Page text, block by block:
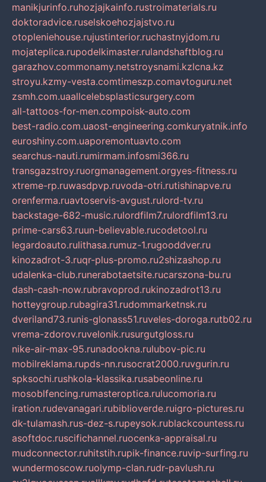
manikjurinfo.ruhozjajkainfo.rustroimaterials.ru
doktoradvice.ruselskoehozjajstvo.ru
otopleniehouse.rujustinterior.ruchastnyjdom.ru
mojateplica.rupodelkimaster.rulandshaftblog.ru
garazhov.commonamy.netstroysnami.kzlcna.kz
stroyu.kzmy-vesta.comtimeszp.comavtoguru.net
zsmh.com.uaallcelebsplasticsurgery.com
all-tattoos-for-men.compoisk-auto.com
best-radio.com.uaost-engineering.comkuryatnik.info
euroshiny.com.uaporemontuavto.com
searchus-nauti.rumirmam.infosmi366.ru
transgazstroy.ruorgmanagement.orgyes-fitness.ru
xtreme-rp.ruwasdpvp.ruvoda-otri.rutishinapve.ru
orenferma.ruavtoservis-avgust.rulord-tv.ru
backstage-682-music.rulordfilm7.rulordfilm13.ru
prime-cars63.ruun-believable.rucodetool.ru
legardoauto.rulithasa.rumuz-1.rugooddver.ru
kinozadrot-3.ruqr-plus-promo.ru2shizashop.ru
udalenka-club.runerabotaetsite.rucarszona-bu.ru
dash-cash-now.rubravoprod.rukinozadrot13.ru
hotteygroup.rubagira31.rudommarketnsk.ru
dveriland73.runis-glonass51.ruveles-doroga.rutb02.ru
vrema-zdorov.ruvelonik.rusurgutgloss.ru
nike-air-max-95.runadookna.rulubov-pic.ru
mobilreklama.rupds-nn.rusocrat2000.ruvgurin.ru
spksochi.rushkola-klassika.rusabeonline.ru
mosoblfencing.rumasteroptica.rulucomoria.ru
iration.rudevanagari.rubiblioverde.ruigro-pictures.ru
dk-tulamash.rus-dez-s.rupeysok.rublackcountess.ru
asoftdoc.ruscifichannel.ruocenka-appraisal.ru
mudconnector.ruhitstih.rupik-finance.ruvip-surfing.ru
wundermoscow.ruolymp-clan.rudr-pavlush.ru